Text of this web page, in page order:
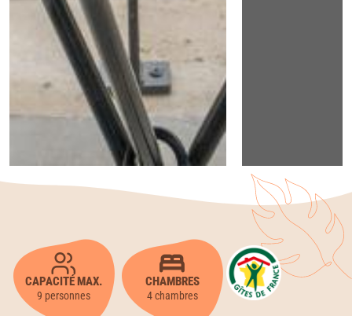
CAPACITÉ MAX.
9 personnes
CHAMBRES
4 chambres